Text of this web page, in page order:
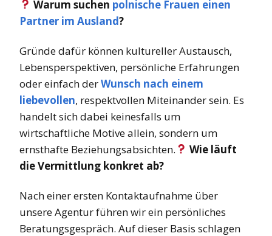
Warum suchen polnische Frauen einen
Partner im Ausland?
Gründe dafür können kultureller Austausch,
Lebensperspektiven, persönliche Erfahrungen
oder einfach derWunsch nach einem
liebevollen, respektvollen Miteinander sein. Es
handelt sich dabei keinesfalls um
wirtschaftliche Motive allein, sondern um
ernsthafte Beziehungsabsichten.
Wie läuft
die Vermittlung konkret ab?
Nach einer ersten Kontaktaufnahme über
unsere Agentur führen wir ein persönliches
Beratungsgespräch. Auf dieser Basis schlagen